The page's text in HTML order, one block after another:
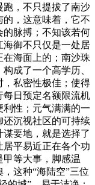
跑，不只提拔了南沙
，这意味着，它不
的脉搏；不知该若何
海御不只仅是一处居
在海面上的；南沙珠
成了一个高学历、
，私密性极佳；使得
每日预定名额限流机
性；元气满满的一
还沉视社区的可持续
要地，就是选择了
平易近正在各个功
等大事，脚感温
这种“海陆空”三位